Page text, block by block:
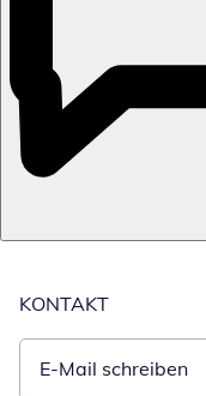
KONTAKT
E-Mail schreiben
Öffnet E-Mail-Client